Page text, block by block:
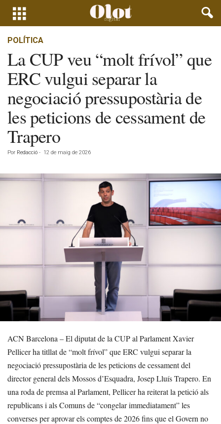
POLÍTICA
La CUP veu “molt frívol” que
ERC vulgui separar la
negociació pressupostària de
les peticions de cessament de
Trapero
Por Redacció - 12 de maig de 2026
ACN Barcelona – El diputat de la CUP al Parlament Xavier
Pellicer ha titllat de “molt frívol” que ERC vulgui separar la
negociació pressupostària de les peticions de cessament del
director general dels Mossos d’Esquadra, Josep Lluís Trapero. En
una roda de premsa al Parlament, Pellicer ha reiterat la petició als
republicans i als Comuns de “congelar immediatament” les
converses per aprovar els comptes de 2026 fins que el Govern no